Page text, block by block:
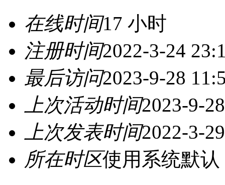
在线时间17 小时
注册时间2022-3-24
最后访问2023-9-28
上次活动时间2023-9-
上次发表时间2022-3-
所在时区使用系统默认